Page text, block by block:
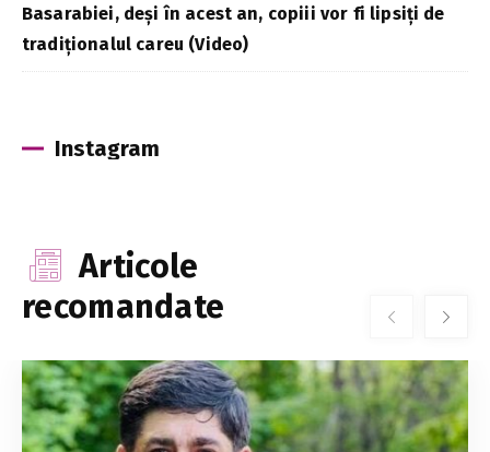
Basarabiei, deși în acest an, copiii vor fi lipsiți de
tradiționalul careu (Video)
Instagram
Articole
recomandate